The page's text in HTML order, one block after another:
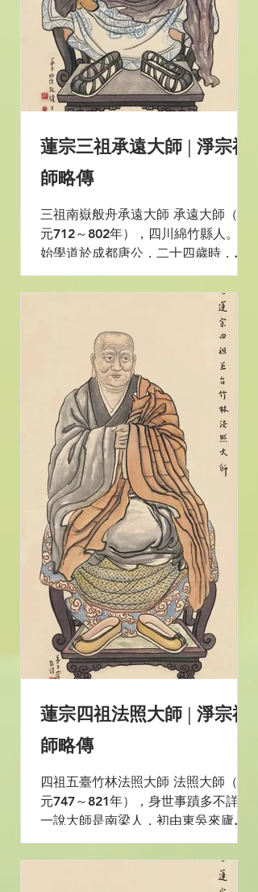
蓮宗三祖承遠大師 | 淨宗祖
師略傳
三祖南嶽般舟承遠大師 承遠大師（西
元712～802年），四川綿竹縣人。開
始學道於成都唐公，二十四歲時，出
蜀到荊州玉泉寺，依惠真剃度學道。
後遵師命去南嶽衡山，從通相受具足
戒，更於其座下學經律。聞慧日法師
離京至廣州，大師來謁，恭敬求法。
慧日法師教示不可獨然獨善，應依
《無量壽經》...
蓮宗四祖法照大師 | 淨宗祖
師略傳
四祖五臺竹林法照大師 法照大師（西
元747～821年），身世事蹟多不詳。
一說大師是南梁人，初由東吳來廬
山，慕遠公之芳蹤，結西方道場，專
修禪觀。一日入定往極樂世界，見承
遠大師侍於佛側而大驚悟，永泰年中